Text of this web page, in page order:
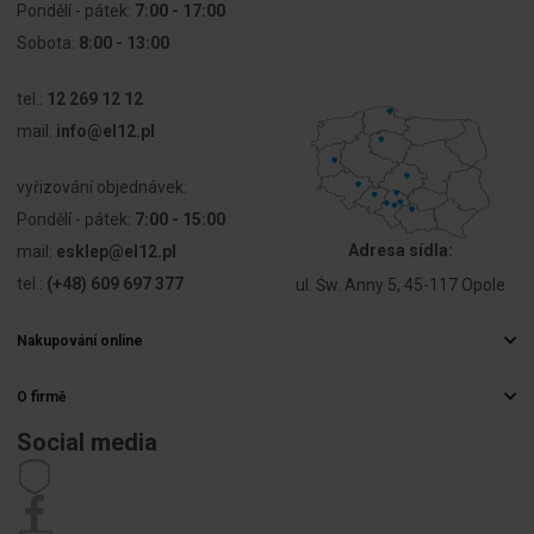
Przekrój
przyłączanego
końcówką
tulejkową
0 ... 0 mm²
Przekrój
przyłączanego
przewodu
jednodrutowego
70 ... 240
mm²
przyłączanego
Prąd
415 A
Pondělí - pátek: 7:00 - 17:00
Sobota: 8:00 - 13:00
tel.: 12 269 12 12
mail: info@el12.pl
vyřizování objednávek:
Pondělí - pátek: 7:00 - 15:00
mail: esklep@el12.pl
tel.: (+48) 609 697 377
Adresa sídla:
ul. Św. Anny 5, 45-117 Opole
Nakupování online
Způsoby doručení
Platby
O firmě
Kariéra
Social media